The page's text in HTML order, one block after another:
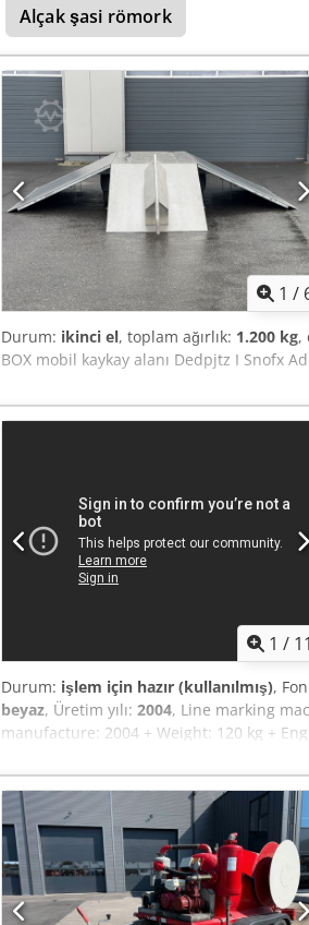
Sorularınız mı var? Size memnuniyetle
Alçak şasi römork
1 /
Durum: ikinci el, toplam ağırlık: 1.200 kg,
BOX mobil kaykay alanı Dedpjtz I Snofx
1 / 11
Durum: işlem için hazır (kullanılmış),
beyaz, Üretim yılı: 2004, Line marking
manufacture: 2004 + Weight: 120 kg +
Adswift Iohsk Receive all newly listed
omissions excepted, subject to prior sale!